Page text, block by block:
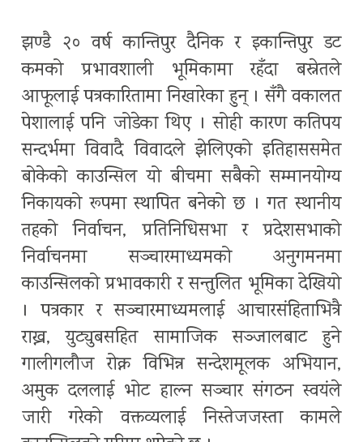
झण्डै २० वर्ष कान्तिपुर दैनिक र इकान्तिपुर डट
कमको प्रभावशाली भूमिकामा रहँदा बस्नेतले
आफूलाई पत्रकारितामा निखारेका हुन् । सँगै वकालत
पेशालाई पनि जोडेका थिए । सोही कारण कतिपय
सन्दर्भमा विवादै विवादले झेलिएको इतिहाससमेत
बोकेको काउन्सिल यो बीचमा सबैको सम्मानयोग्य
निकायको रूपमा स्थापित बनेको छ । गत स्थानीय
तहको निर्वाचन, प्रतिनिधिसभा र प्रदेशसभाको
निर्वाचनमा सञ्चारमाध्यमको अनुगमनमा
काउन्सिलको प्रभावकारी र सन्तुलित भूमिका देखियो
। पत्रकार र सञ्चारमाध्यमलाई आचारसंहिताभित्रै
राख्न, युट्युबसहित सामाजिक सञ्जालबाट हुने
गालीगलौज रोक्न विभिन्न सन्देशमूलक अभियान,
अमुक दललाई भोट हाल्न सञ्चार संगठन स्वयंले
जारी गरेको वक्तव्यलाई निस्तेजजस्ता कामले